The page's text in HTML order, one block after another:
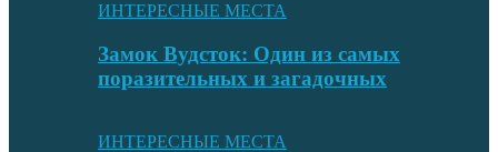
ИНТЕРЕСНЫЕ МЕСТА
Замок Вудсток: Один из самых
поразительных и загадочных
ИНТЕРЕСНЫЕ МЕСТА